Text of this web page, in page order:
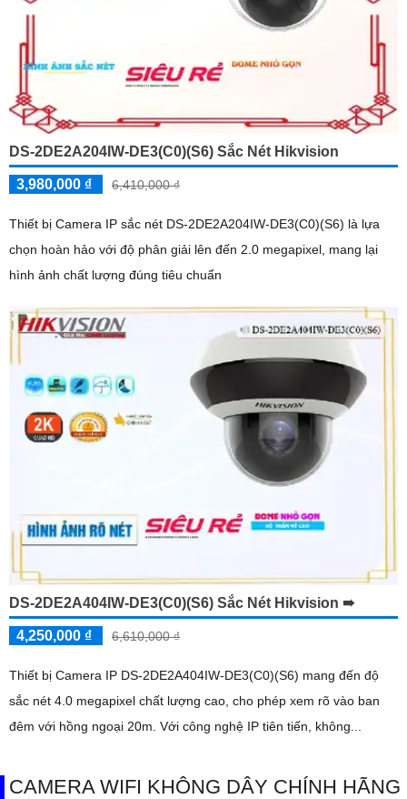
DS-2DE2A204IW-DE3(C0)(S6) Sắc Nét Hikvision
3,980,000 ₫ 6,410,000 ₫
Thiết bị Camera IP sắc nét DS-2DE2A204IW-DE3(C0)(S6) là lựa
chọn hoàn hảo với độ phân giải lên đến 2.0 megapixel, mang lại
hình ảnh chất lượng đúng tiêu chuẩn
DS-2DE2A404IW-DE3(C0)(S6) Sắc Nét Hikvision ➠
4,250,000 ₫ 6,610,000 ₫
Thiết bị Camera IP DS-2DE2A404IW-DE3(C0)(S6) mang đến độ
sắc nét 4.0 megapixel chất lượng cao, cho phép xem rõ vào ban
đêm với hồng ngoại 20m. Với công nghệ IP tiên tiến, không...
CAMERA WIFI KHÔNG DÂY CHÍNH HÃNG